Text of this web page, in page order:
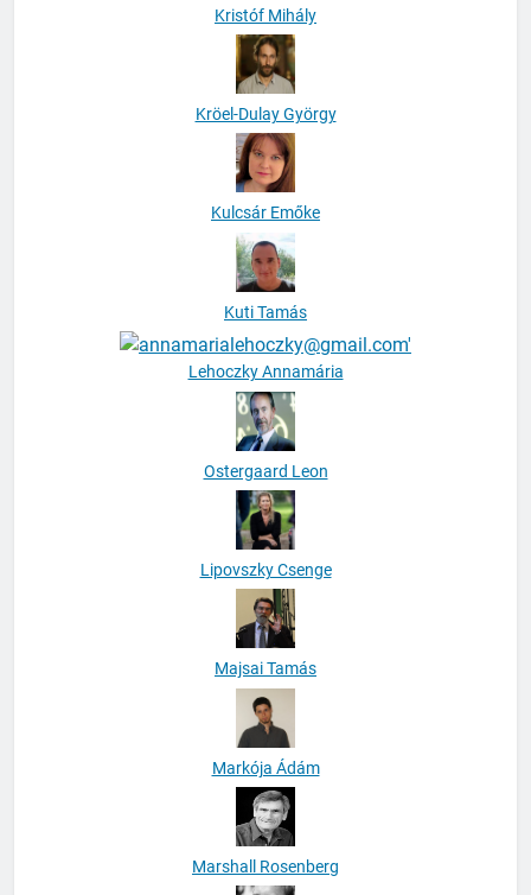
Kristóf Mihály
Kröel-Dulay György
Kulcsár Emőke
Kuti Tamás
Lehoczky Annamária
Ostergaard Leon
Lipovszky Csenge
Majsai Tamás
Markója Ádám
Marshall Rosenberg